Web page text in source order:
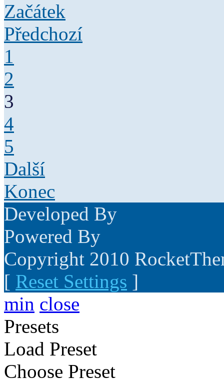
Začátek
Předchozí
1
2
3
4
5
Další
Konec
Developed By
Powered By
Copyright 2010
[ Reset Settings ]
min close
Presets
Load Preset
Choose Preset